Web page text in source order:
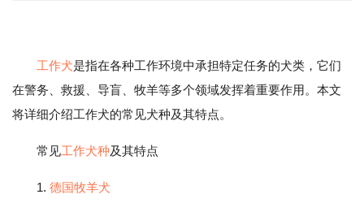
工作犬是指在各种工作环境中承担特定任务的犬类，它们
在警务、救援、导盲、牧羊等多个领域发挥着重要作用。本文
将详细介绍工作犬的常见犬种及其特点。
常见工作犬种及其特点
1. 德国牧羊犬